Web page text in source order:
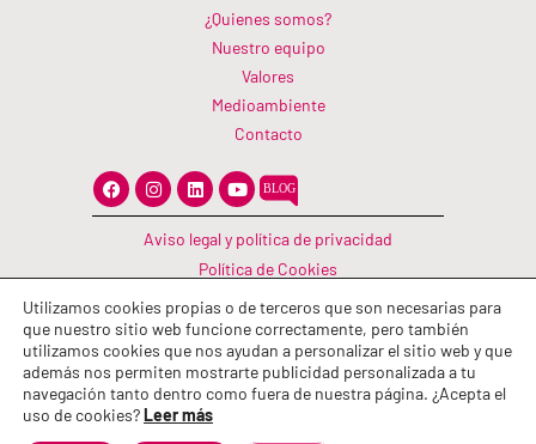
¿Quienes somos?
Nuestro equipo
Valores
Medioambiente
Contacto
F
a
c
o
k
I
n
s
t
a
r
a
m
L
i
n
k
e
d
i
n
Y
o
u
t
u
b
e
Aviso legal y política de privacidad
Política de Cookies
Canal Información
Política de calidad
Utilizamos cookies propias o de terceros que son necesarias para
que nuestro sitio web funcione correctamente, pero también
utilizamos cookies que nos ayudan a personalizar el sitio web y que
además nos permiten mostrarte publicidad personalizada a tu
navegación tanto dentro como fuera de nuestra página. ¿Acepta el
uso de cookies?Leer más